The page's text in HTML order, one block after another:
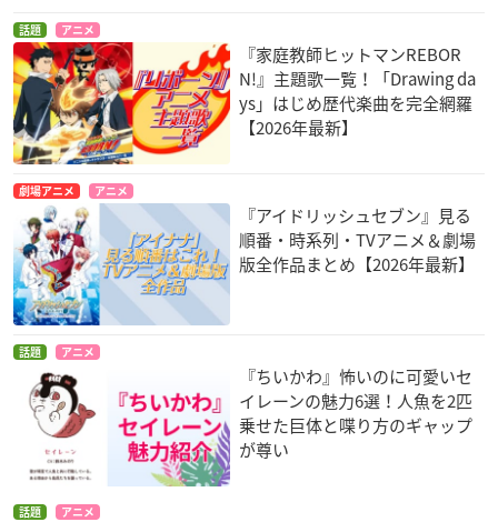
話題 アニメ
『家庭教師ヒットマンREBOR
N!』主題歌一覧！「Drawing da
ys」はじめ歴代楽曲を完全網羅
【2026年最新】
劇場アニメ アニメ
『アイドリッシュセブン』見る
順番・時系列・TVアニメ＆劇場
版全作品まとめ【2026年最新】
話題 アニメ
『ちいかわ』怖いのに可愛いセ
イレーンの魅力6選！人魚を2匹
乗せた巨体と喋り方のギャップ
が尊い
話題 アニメ